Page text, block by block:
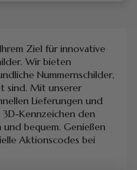
Ziel für innovative
Wir bieten
Nummernschilder,
sind. Mit unserer
Lieferungen und
Kennzeichen den
und bequem. Genießen
Aktionscodes bei